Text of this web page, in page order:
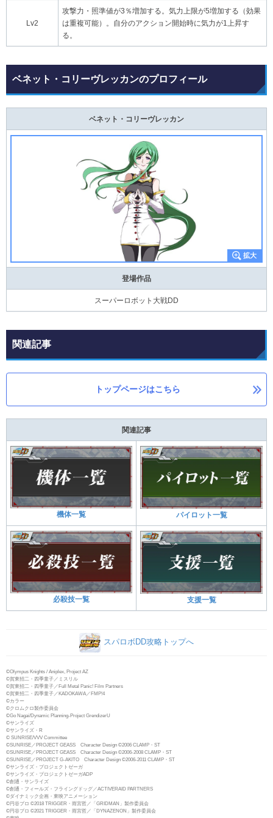
Lv2
攻撃力・照準値が3％増加する。気力上限が5増加する（効果
は重複可能）。自分のアクション開始時に気力が1上昇す
る。
ベネット・コリーヴレッカンのプロフィール
ベネット・コリーヴレッカン
登場作品
スーパーロボット大戦DD
関連記事
トップページはこちら
関連記事
機体一覧 パイロット一覧
必殺技一覧 支援一覧
スパロボDD攻略トップへ
©Olympus Knights / Aniplex, Project AZ
©賀東招二・四季童子／ミスリル
©賀東招二・四季童子／Full Metal Panic! Film Partners
©賀東招二・四季童子／KADOKAWA／FMP!4
©カラー
©クロムクロ製作委員会
©Go Nagai/Dynamic Planning-Project GrendizerU
©サンライズ
©サンライズ・R
© SUNRISE/VVV Committee
©SUNRISE／PROJECT GEASS Character Design ©2006 CLAMP・ST
©SUNRISE／PROJECT GEASS Character Design ©2006-2008 CLAMP・ST
©SUNRISE／PROJECT G-AKITO Character Design ©2006-2011 CLAMP・ST
©サンライズ・プロジェクトゼーガ
©サンライズ・プロジェクトゼーガADP
©創通・サンライズ
©創通・フィールズ・フライングドッグ／ACTIVERAID PARTNERS
©ダイナミック企画・東映アニメーション
©円谷プロ ©2018 TRIGGER・雨宮哲／「GRIDMAN」製作委員会
©円谷プロ ©2021 TRIGGER・雨宮哲／「DYNAZENON」製作委員会